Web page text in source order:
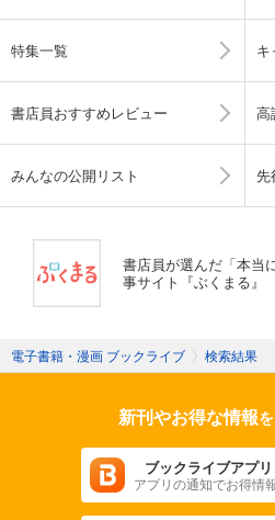
特集一覧 キ
書店員おすすめレビュー 高
みんなの公開リスト 先
書店員が選んだ「本当
事サイト『ぶくまる』
電子書籍・漫画 ブックライブ 〉 検索結果
新刊やお得な情報
ブックライブアプリ
アプリの通知でお得情